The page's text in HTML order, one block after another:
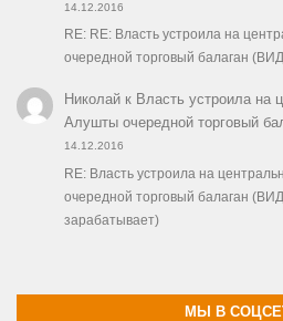
14.12.2016
RE: RE: Власть устроила на
очередной торговый балаган
Николайк Власть устроила на
Алушты очередной торговый
14.12.2016
RE: Власть устроила на
очередной торговый балаган
зарабатывает)
МЫ В